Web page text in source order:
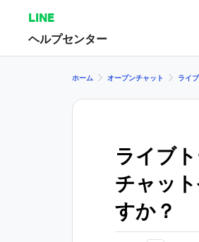
LINE
ヘルプセンター
ホーム オープンチャット ライ
ライブ
チャッ
すか？